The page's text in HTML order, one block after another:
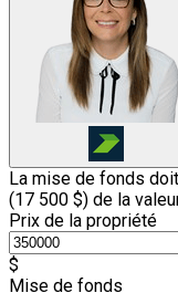
La mise de fonds
(17 500 $) de la
Prix de la propriété
$
Mise de fonds